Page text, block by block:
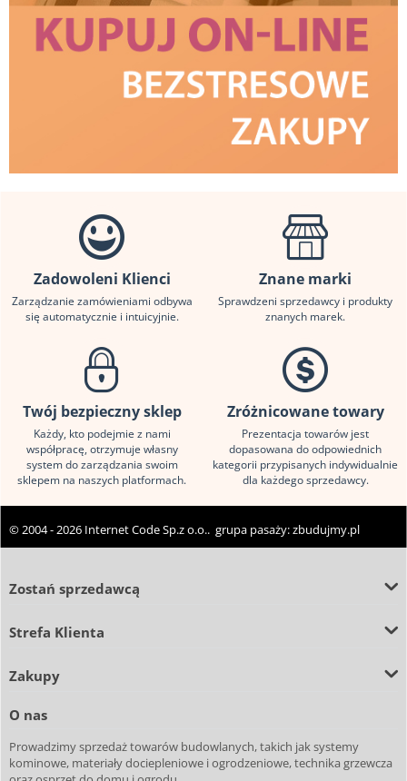
Zadowoleni Klienci
Zarządzanie zamówieniami odbywa
się automatycznie i intuicyjnie.
Znane marki
Sprawdzeni sprzedawcy i produkty
znanych marek.
Twój bezpieczny sklep
Każdy, kto podejmie z nami
współpracę, otrzymuje własny
system do zarządzania swoim
sklepem na naszych platformach.
Zróżnicowane towary
Prezentacja towarów jest
dopasowana do odpowiednich
kategorii przypisanych indywidualnie
dla każdego sprzedawcy.
© 2004 - 2026 Internet Code Sp.z o.o.. grupa pasaży:zbudujmy.pl
Zostań sprzedawcą
Strefa Klienta
Zakupy
O nas
Prowadzimy sprzedaż towarów budowlanych, takich jak systemy
kominowe, materiały dociepleniowe i ogrodzeniowe, technika grzewcza